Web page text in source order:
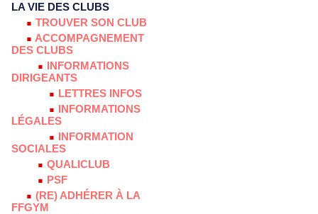
LA VIE DES CLUBS
TROUVER SON CLUB
ACCOMPAGNEMENT
DES CLUBS
INFORMATIONS
DIRIGEANTS
LETTRES INFOS
INFORMATIONS
LÉGALES
INFORMATION
SOCIALES
QUALICLUB
PSF
(RE) ADHÉRER À LA
FFGYM